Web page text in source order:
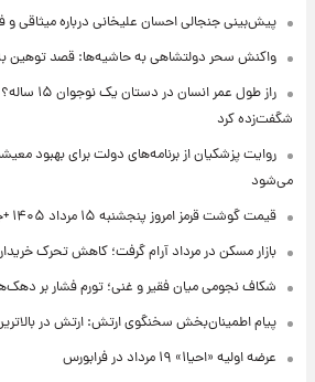
پیش‌بینی جنجالی احسان علیخانی درباره میثاقی و
واکنش سحر دولتشاهی به حاشیه‌ها: قصد توهین به
راز طول عمر
شگفت‌زده کرد
روایت پزشکیان از برنامه‌های دولت برای بهبود
می‌شود
قیمت گوشت قرمز امروز پنجشنبه ۱۵ مرداد ۱۴۰۵ +جدول
بازار مسکن در مرداد آرام گرفت؛ کاهش تحرک
شکاف نجومی میان فقیر و غنی؛ تورم فشار بر
پیام اطمینان‌بخش سخنگوی ارتش: ارتش در
عرضه اولیه «احیا۱» ۱۹ مرداد در فرابورس